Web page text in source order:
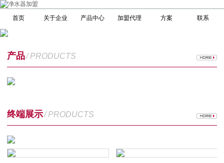
首页 关于企业 产品中心 加盟代理 方案 联系
产品/ PRODUCTS
终端展示/ PRODUCTS